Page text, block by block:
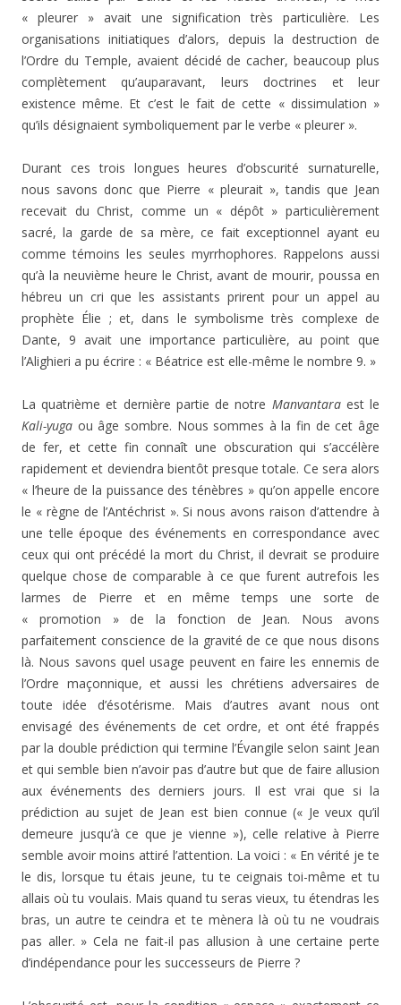
« pleurer » avait une signification très particulière. Les
organisations initiatiques d’alors, depuis la destruction de
l’Ordre du Temple, avaient décidé de cacher, beaucoup plus
complètement qu’auparavant, leurs doctrines et leur
existence même. Et c’est le fait de cette « dissimulation »
qu’ils désignaient symboliquement par le verbe « pleurer ».
Durant ces trois longues heures d’obscurité surnaturelle,
nous savons donc que Pierre « pleurait », tandis que Jean
recevait du Christ, comme un « dépôt » particulièrement
sacré, la garde de sa mère, ce fait exceptionnel ayant eu
comme témoins les seules myrrhophores. Rappelons aussi
qu’à la neuvième heure le Christ, avant de mourir, poussa en
hébreu un cri que les assistants prirent pour un appel au
prophète Élie ; et, dans le symbolisme très complexe de
Dante, 9 avait une importance particulière, au point que
l’Alighieri a pu écrire : « Béatrice est elle-même le nombre 9. »
La quatrième et dernière partie de notre Manvantaraest le
Kali-yuga ou âge sombre. Nous sommes à la fin de cet âge
de fer, et cette fin connaît une obscuration qui s’accélère
rapidement et deviendra bientôt presque totale. Ce sera alors
« l’heure de la puissance des ténèbres » qu’on appelle encore
le « règne de l’Antéchrist ». Si nous avons raison d’attendre à
une telle époque des événements en correspondance avec
ceux qui ont précédé la mort du Christ, il devrait se produire
quelque chose de comparable à ce que furent autrefois les
larmes de Pierre et en même temps une sorte de
« promotion » de la fonction de Jean. Nous avons
parfaitement conscience de la gravité de ce que nous disons
là. Nous savons quel usage peuvent en faire les ennemis de
l’Ordre maçonnique, et aussi les chrétiens adversaires de
toute idée d’ésotérisme. Mais d’autres avant nous ont
envisagé des événements de cet ordre, et ont été frappés
par la double prédiction qui termine l’Évangile selon saint Jean
et qui semble bien n’avoir pas d’autre but que de faire allusion
aux événements des derniers jours. Il est vrai que si la
prédiction au sujet de Jean est bien connue (« Je veux qu’il
demeure jusqu’à ce que je vienne »), celle relative à Pierre
semble avoir moins attiré l’attention. La voici : « En vérité je te
le dis, lorsque tu étais jeune, tu te ceignais toi-même et tu
allais où tu voulais. Mais quand tu seras vieux, tu étendras les
bras, un autre te ceindra et te mènera là où tu ne voudrais
pas aller. » Cela ne fait-il pas allusion à une certaine perte
d’indépendance pour les successeurs de Pierre ?